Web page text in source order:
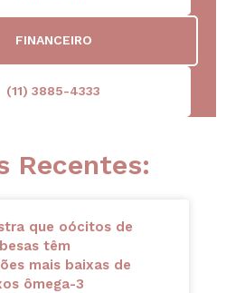
FINANCEIRO
(11) 3885-4333
Recentes:
que oócitos de
têm
mais baixas de
ômega-3